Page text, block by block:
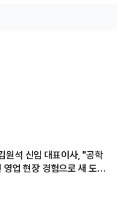
원석 신임 대표이사, "공학
업 현장 경험으로 새 도약